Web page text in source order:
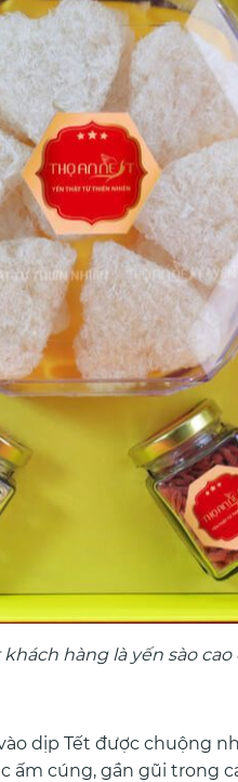
khách hàng là yến sào cao
dịp Tết được chuộng
ấm cúng, gần gũi trong